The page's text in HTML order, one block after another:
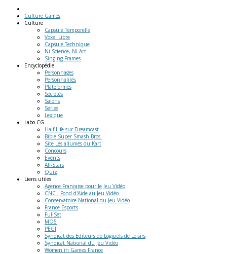
Culture Games
Culture
Capsule Temporelle
Voxel Libre
Capsule Technique
Ni Science, Ni Art
Singing Frames
Encyclopédie
Personnages
Personnalités
Plateformes
Sociétés
Salons
Séries
Lexique
Labo CG
Half Life sur Dreamcast
Bible Super Smash Bros.
Site Les allumés du Kart
Concours
Events
All-Stars
Quiz
Liens utiles
Agence Française pour le Jeu Vidéo
CNC : Fond d'Aide au Jeu Vidéo
Conservatoire National du Jeu Vidéo
France Esports
FullSet
MO5
PEGI
Syndicat des Editeurs de Logiciels de Loisirs
Syndicat National du Jeu Vidéo
Women in Games France